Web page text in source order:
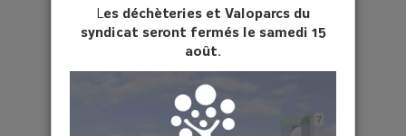
Les déchèteries et Valoparcs du
syndicat seront fermés le samedi 15
août.
100 aspirateurs rapportés
permet d'économiser
l'équivalent de la
consommation d'énergie